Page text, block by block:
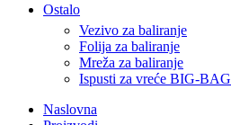
Ostalo
Vezivo za baliranje
Folija za baliranje
Mreža za baliranje
Ispusti za vreće BIG-
Naslovna